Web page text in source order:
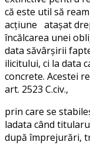
că este util să
acţiune ataşat
încălcarea unei
data săvârşirii
ilicitului, ci la data
concrete. Acestei
art. 2523 C.civ.,
prin care se
ladata când
după împrejurări,